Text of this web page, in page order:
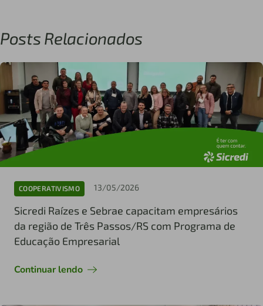
Posts Relacionados
COOPERATIVISMO 13/05/2026
Sicredi Raízes e Sebrae capacitam empresários
da região de Três Passos/RS com Programa de
Educação Empresarial
Continuar lendo